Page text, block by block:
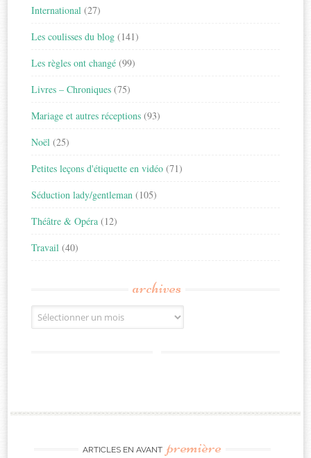
International (27)
Les coulisses du blog (141)
Les règles ont changé (99)
Livres – Chroniques (75)
Mariage et autres réceptions (93)
Noël (25)
Petites leçons d'étiquette en vidéo (71)
Séduction lady/gentleman (105)
Théâtre & Opéra (12)
Travail (40)
archives
Archives
ARTICLES EN AVANT première